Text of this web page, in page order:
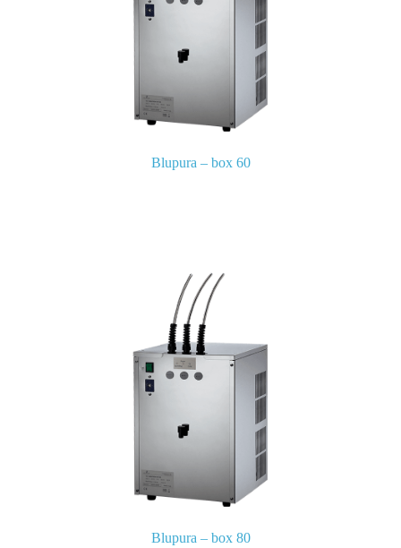
Blupura – box 60
Blupura – box 80